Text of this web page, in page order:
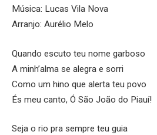
Música: Lucas Vila Nova
Arranjo: Aurélio Melo
Quando escuto teu nome garboso
A minh’alma se alegra e sorri
Como um hino que alerta teu povo
És meu canto, Ó São João do Piauí!
Seja o rio pra sempre teu guia